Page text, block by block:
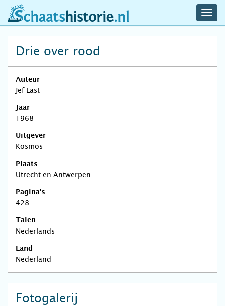
schaatshistorie.nl
Drie over rood
Auteur
Jef Last
Jaar
1968
Uitgever
Kosmos
Plaats
Utrecht en Antwerpen
Pagina's
428
Talen
Nederlands
Land
Nederland
Fotogalerij